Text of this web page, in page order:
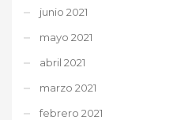
junio 2021
mayo 2021
abril 2021
marzo 2021
febrero 2021